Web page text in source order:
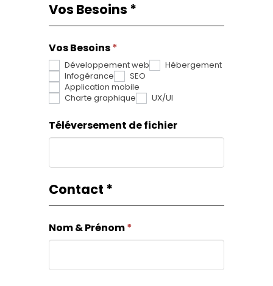
Request
From
Vos Besoins *
Vos Besoins*
Développement web
Hébergement
Infogérance
SEO
Application mobile
Charte graphique
UX/UI
Téléversement de fichier
Contact *
Nom & Prénom*
Si
vous
êtes
un
humain,
ne
remplissez
ce
champ.